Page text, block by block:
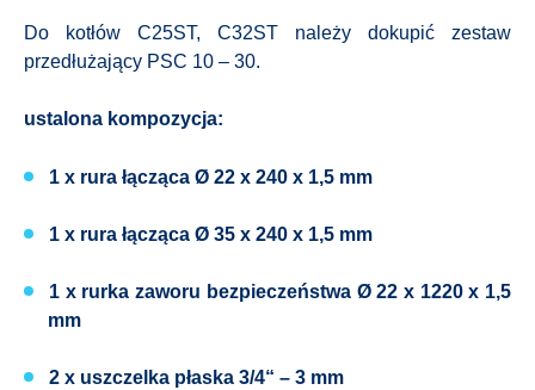
Do kotłów C25ST, C32ST należy dokupić zestaw
przedłużający PSC 10 – 30.
ustalona kompozycja:
1 x rura łącząca Ø 22 x 240 x 1,5 mm
1 x rura łącząca Ø 35 x 240 x 1,5 mm
1 x rurka zaworu bezpieczeństwa Ø 22 x 1220 x 1,5
mm
2 x uszczelka płaska 3/4“ – 3 mm